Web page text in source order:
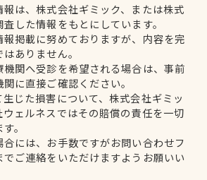
は、株式会社ギミック、または株式
した情報をもとにしています。
掲載に努めておりますが、内容を完
ありません。
関へ受診を希望される場合は、事前
に直接ご確認ください。
じた損害について、株式会社ギミッ
ェルネスではその賠償の責任を一切
。
には、お手数ですがお問い合わせフ
でご連絡をいただけますようお願いい